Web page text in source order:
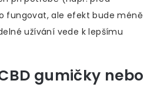
fungovat, ale efekt bude méně
užívání vede k lepšímu
gumičky nebo